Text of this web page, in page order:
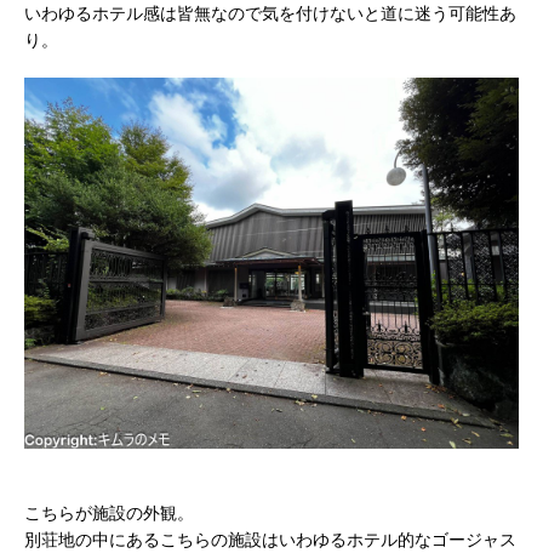
いわゆるホテル感は皆無なので気を付けないと道に迷う可能性あ
り。
こちらが施設の外観。
別荘地の中にあるこちらの施設はいわゆるホテル的なゴージャス